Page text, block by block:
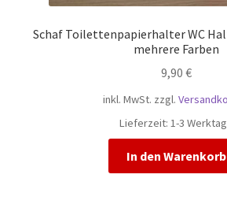
Schaf Toilettenpapierhalter WC
mehrere Farben
9,90 €
inkl. MwSt. zzgl.
Lieferzeit: 1-3
In den Warenkorb